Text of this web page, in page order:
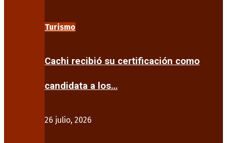
Turismo
Cachi recibió su certificación como
candidata a los…
26 julio, 2026